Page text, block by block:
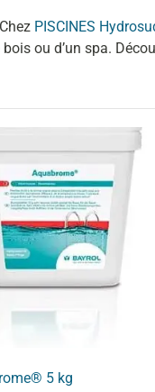
PISCINES
ou d’un spa.
5 kg